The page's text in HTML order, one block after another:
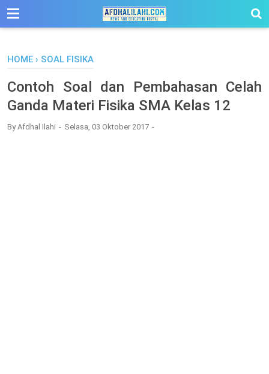
-->
HOME › SOAL FISIKA
Contoh Soal dan Pembahasan Celah
Ganda Materi Fisika SMA Kelas 12
ByAfdhal Ilahi Selasa, 03 Oktober 2017